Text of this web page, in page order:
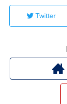
Twitter